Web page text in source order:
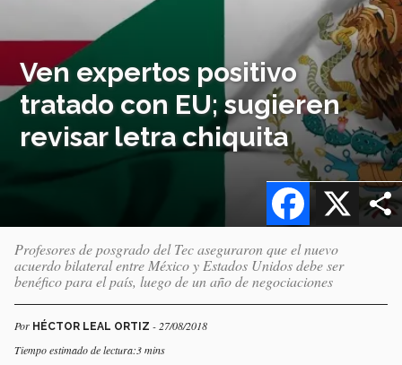
Ven expertos positivo
tratado con EU; sugieren
revisar letra chiquita
X
Facebook
Profesores de posgrado del Tec aseguraron que el nuevo
acuerdo bilateral entre México y Estados Unidos debe ser
benéfico para el país, luego de un año de negociaciones
Por HÉCTOR LEAL ORTIZ - 27/08/2018
Tiempo estimado de lectura:3 mins